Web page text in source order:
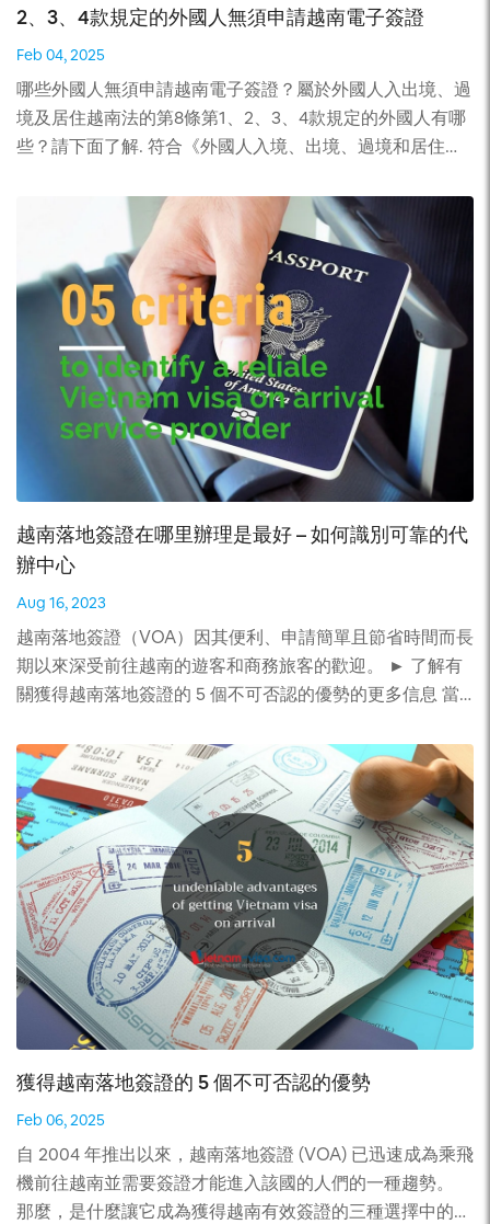
2、3、4款規定的外國人無須申請越南電子簽證
Feb 04, 2025
哪些外國人無須申請越南電子簽證？屬於外國人入出境、過
境及居住越南法的第8條第1、2、3、4款規定的外國人有哪
些？請下面了解. 符合《外國人入境、出境、過境和居住越
簽證，但可透過邀請或贊助機構或組織提交向外交部主管機
關提出簽證申請。 代表團成員由越共中央總書記、國家主
席、國會主席、政府總理邀請。 越共中央常委客座代表團
成員、國家副主席、國會副主席、政府副總理、越南祖國陣
線中央委員會主席、最高法院院長，最高人民檢察院檢察
長，國家審計長；客座代表團成員為部長級及同等職務，省
委書記、市委書記、人民議會主席、各省及中央直轄市人民
委員會主席。 外交使團、領事機構、聯合國下屬國際組織
代表機構、政府間組織代表機構成員及其配偶、未滿18歲的
子女、家事工人，依任期 外交使團、領事機構、聯合國所
屬國際組織代表處、政府間組織代表處工作人員；拜訪外交
間組織代表機構成員。 所以如果您符合上面所說的案例之
一便不須申請越南電子簽證了。
越南落地簽證在哪里辦理是最好 – 如何識別可靠的代
辦中心
Aug 16, 2023
越南落地簽證（VOA）因其便利、申請簡單且節省時間而長
期以來深受前往越南的遊客和商務旅客的歡迎。 ► 了解有
關獲得越南落地簽證的 5 個不可否認的優勢的更多信息 當
到一個可靠的機構來信任我們的資金。在這篇短文中，我們
向您推薦測試越南簽證中心的 5 個標準。 1. 確定他們在
VOA 服務市場運營了多久 經驗在各個方面都起著非常重要
的作用。它來自於實驗或實際做事。它還來自於你如何解決
你在路上遇到的問題。 對於越南簽證中心來說，經驗變得
異常重要，因為他們與來自世界各地不同國家、面臨不同緊
急情況的遠距離客戶合作。當然，體驗時間越長，中心的表
現就越好。 因此，確定可靠的越南簽證中心的首要標準是
確定它們在市場上建立和運營的時間。 2. 測試他們的熱線
是否 24/7 有效 幾乎所有服務中心，包括越南簽證服務中
心，都有自己的熱線電話為客戶提供支持。他們中的許多人
當您有緊急需要時，它真的可以 24/7 立即為您提供支持
嗎？ 做個測試吧！嘗試在晚上（他們的當地時間，越南時
間= GMT+7）給他們打電話，你就會知道答案。當然，您
應該嘗試兩到三次，以確保熱線接線員晚上有時間醒來。 3.
閱讀客戶的評論 客戶的評論確實是您信任的重要來源。客
獲得越南落地簽證的 5 個不可否認的優勢
Feb 06, 2025
自 2004 年推出以來，越南落地簽證 (VOA) 已迅速成為乘飛
機前往越南並需要簽證才能進入該國的人們的一種趨勢。
那麼，是什麼讓它成為獲得越南有效簽證的三種選擇中的首